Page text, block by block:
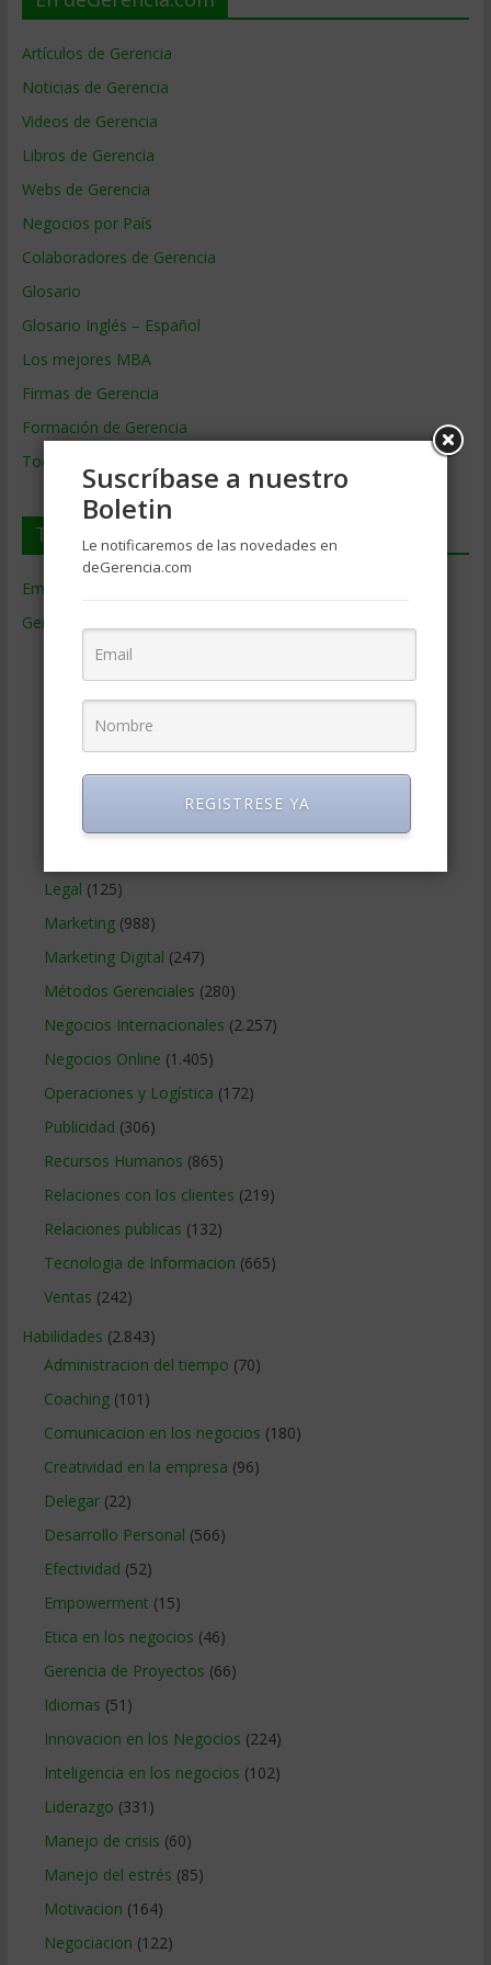
Artículos de Gerencia
Noticias de Gerencia
Videos de Gerencia
Libros de Gerencia
Webs de Gerencia
Negocios por País
Colaboradores de Gerencia
Glosario
Glosario Inglés – Español
Los mejores MBA
Firmas de Gerencia
Formación de Gerencia
Todos los Temas
Temas de Gerencia
Empresas de Gerencia
Gerencia
Ciencias Económicas
Contabilidad(466)
Educacion Gerencial
Estrategia Empresarial(304)
Legal (125)
Marketing(988)
Marketing Digital (247)
Métodos Gerenciales (280)
Negocios Internacionales (2.257)
Negocios Online (1.405)
Operaciones y Logística (172)
Publicidad (306)
Recursos Humanos (865)
Relaciones con los clientes (219)
Relaciones publicas (132)
Tecnologia de Informacion (665)
Ventas (242)
Habilidades (2.843)
Administracion del tiempo (70)
Coaching(101)
Comunicacion en los negocios (180)
Creatividad en la empresa (96)
Delegar(22)
Desarrollo Personal (566)
Efectividad (52)
Empowerment (15)
Etica en los negocios (46)
Gerencia de Proyectos (66)
Idiomas (51)
Innovacion en los Negocios (224)
Inteligencia en los negocios (102)
Liderazgo (331)
Manejo de crisis (60)
Manejo del estrés (85)
Motivacion (164)
Negociacion (122)
Suscríbase a nuestro
Boletin
Le notificaremos de las novedades en
deGerencia.com
REGISTRESE YA